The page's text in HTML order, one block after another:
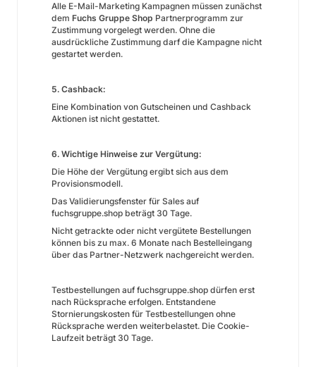
Alle E-Mail-Marketing Kampagnen müssen zunächst
dem Fuchs Gruppe Shop Partnerprogramm zur
Zustimmung vorgelegt werden. Ohne die
ausdrückliche Zustimmung darf die Kampagne nicht
gestartet werden.
5. Cashback:
Eine Kombination von Gutscheinen und Cashback
Aktionen ist nicht gestattet.
6. Wichtige Hinweise zur Vergütung:
Die Höhe der Vergütung ergibt sich aus dem
Provisionsmodell.
Das Validierungsfenster für Sales auf
fuchsgruppe.shop beträgt 30 Tage.
Nicht getrackte oder nicht vergütete Bestellungen
können bis zu max. 6 Monate nach Bestelleingang
über das Partner-Netzwerk nachgereicht werden.
Testbestellungen auf fuchsgruppe.shop dürfen erst
nach Rücksprache erfolgen. Entstandene
Stornierungskosten für Testbestellungen ohne
Rücksprache werden weiterbelastet. Die Cookie-
Laufzeit beträgt 30 Tage.